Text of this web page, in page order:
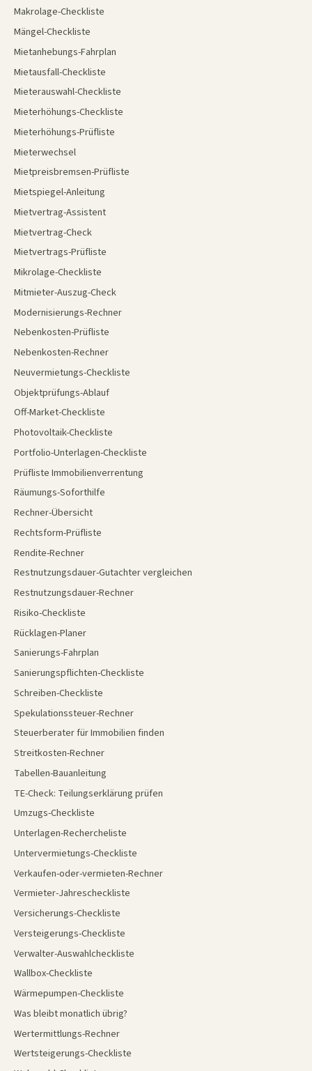
Makrolage-Checkliste
Mängel-Checkliste
Mietanhebungs-Fahrplan
Mietausfall-Checkliste
Mieterauswahl-Checkliste
Mieterhöhungs-Checkliste
Mieterhöhungs-Prüfliste
Mieterwechsel
Mietpreisbremsen-Prüfliste
Mietspiegel-Anleitung
Mietvertrag-Assistent
Mietvertrag-Check
Mietvertrags-Prüfliste
Mikrolage-Checkliste
Mitmieter-Auszug-Check
Modernisierungs-Rechner
Nebenkosten-Prüfliste
Nebenkosten-Rechner
Neuvermietungs-Checkliste
Objektprüfungs-Ablauf
Off-Market-Checkliste
Photovoltaik-Checkliste
Portfolio-Unterlagen-Checkliste
Prüfliste Immobilienverrentung
Räumungs-Soforthilfe
Rechner-Übersicht
Rechtsform-Prüfliste
Rendite-Rechner
Restnutzungsdauer-Gutachter vergleichen
Restnutzungsdauer-Rechner
Risiko-Checkliste
Rücklagen-Planer
Sanierungs-Fahrplan
Sanierungspflichten-Checkliste
Schreiben-Checkliste
Spekulationssteuer-Rechner
Steuerberater für Immobilien finden
Streitkosten-Rechner
Tabellen-Bauanleitung
TE-Check: Teilungserklärung prüfen
Umzugs-Checkliste
Unterlagen-Rechercheliste
Untervermietungs-Checkliste
Verkaufen-oder-vermieten-Rechner
Vermieter-Jahrescheckliste
Versicherungs-Checkliste
Versteigerungs-Checkliste
Verwalter-Auswahlcheckliste
Wallbox-Checkliste
Wärmepumpen-Checkliste
Was bleibt monatlich übrig?
Wertermittlungs-Rechner
Wertsteigerungs-Checkliste